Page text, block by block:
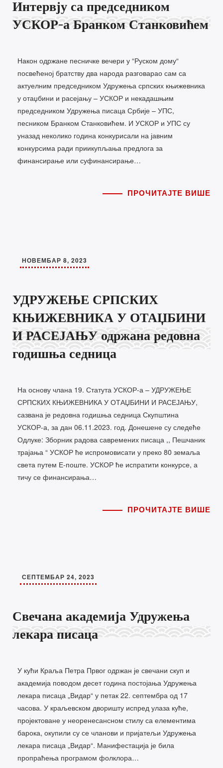
Интервју са председником
УСКОР-а Бранком Станковићем
Након одржане песничке вечери у “Руском дому“
посвећеној братству два народа разговарао сам са
актуелним председником Удружења српских књижевника
у отаџбини и расејању – УСКОР и некадашњим
председником Удружења писаца Србије – УПС,
песником Бранком Станковићем. И УСКОР и УПС су
уназад неколико година конкурисали на јавним
конкурсима ради приикупљања предлога за
финансирање или суфинансирање…
ПРОЧИТАЈТЕ ВИШЕ
НОВЕМБАР 8, 2023
УДРУЖЕЊЕ СРПСКИХ
КЊИЖЕВНИКА У ОТАЏБИНИ
И РАСЕЈАЊУ одржана редовна
годишња седница
На основу члана 19. Статута УСКОР-а – УДРУЖЕЊЕ
СРПСКИХ КЊИЖЕВНИКА У ОТАЏБИНИ И РАСЕЈАЊУ,
сазвана је редовна годишња седница Скупштина
УСКОР-а, за дан 06.11.2023. год. Донешене су следеће
Одлуке: Зборник радова савремених писаца ,, Пешчаник
трајања “ УСКОР ће испромовисати у преко 80 земаља
света путем Е-поште. УСКОР ће испратити конкурсе, а
тичу се финансирања…
ПРОЧИТАЈТЕ ВИШЕ
СЕПТЕМБАР 24, 2023
Свечана академија Удружења
лекара писаца
У кући Краља Петра Првог одржан је свечани скуп и
академија поводом десет година постојања Удружења
лекара писаца „Видар“ у петак 22. септембра од 17
часова. У краљевском дворишту испред улаза куће,
пројектоване у неоренесансном стилу са елементима
барока, окупили су се чланови и пријатељи Удружења
лекара писаца „Видар“. Манифестација је била
пропраћења програмом фолклора…